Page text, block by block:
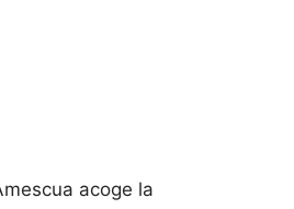
acoge la